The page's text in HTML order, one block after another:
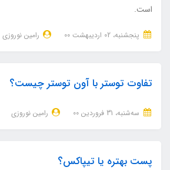
است.
پنجشنبه، 02 ارديبهشت 00 رامین نوروزی
تفاوت توستر با آون توستر چیست؟
ﺳﻪشنبه، 31 فروردین 00 رامین نوروزی
پست بهتره یا تیپاکس؟